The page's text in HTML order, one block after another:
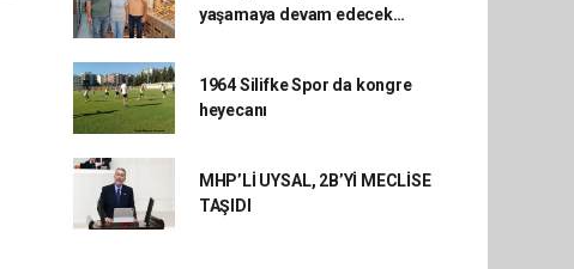
yaşamaya devam edecek…
1964 Silifke Spor da kongre
heyecanı
MHP’Lİ UYSAL, 2B’Yİ MECLİSE
TAŞIDI